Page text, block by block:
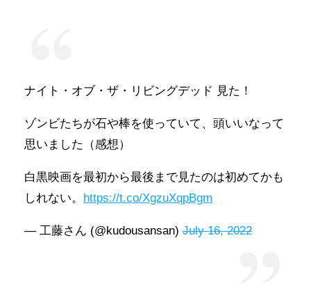
ナイト・オブ・ザ・リビングデッド 見た！
ゾンビたちが石や棒を使っていて、頭いいなって
思いました（感想）
白黒映画を最初から最後まで見たのは初めてかも
しれない。
https://t.co/XgzuXqpBgm
— 工藤さん (@kudousansan) July 16, 2022